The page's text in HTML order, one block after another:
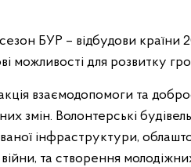
БУР – відбудови
можливості для розвитку
взаємодопомоги та
змін. Волонтерські
інфраструктури,
та створення